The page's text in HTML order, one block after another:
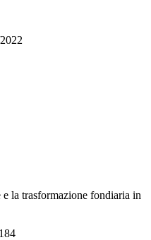
la trasformazione fondiaria in